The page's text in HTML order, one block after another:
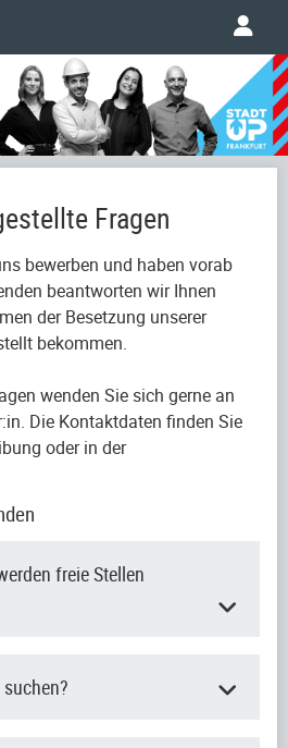
Fragen
bewerben und haben vorab
beantworten wir Ihnen
der Besetzung unserer
bekommen.
wenden Sie sich gerne an
Die Kontaktdaten finden Sie
oder in der
freie Stellen